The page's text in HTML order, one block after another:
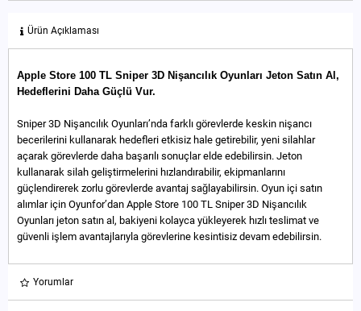
Ürün Açıklaması
Apple Store 100 TL Sniper 3D Nişancılık Oyunları Jeton Satın Al,
Hedeflerini Daha Güçlü Vur.
Sniper 3D Nişancılık Oyunları’nda farklı görevlerde keskin nişancı
becerilerini kullanarak hedefleri etkisiz hale getirebilir, yeni silahlar
açarak görevlerde daha başarılı sonuçlar elde edebilirsin. Jeton
kullanarak silah geliştirmelerini hızlandırabilir, ekipmanlarını
güçlendirerek zorlu görevlerde avantaj sağlayabilirsin. Oyun içi satın
alımlar için Oyunfor’dan Apple Store 100 TL Sniper 3D Nişancılık
Oyunları jeton satın al, bakiyeni kolayca yükleyerek hızlı teslimat ve
güvenli işlem avantajlarıyla görevlerine kesintisiz devam edebilirsin.
Yorumlar